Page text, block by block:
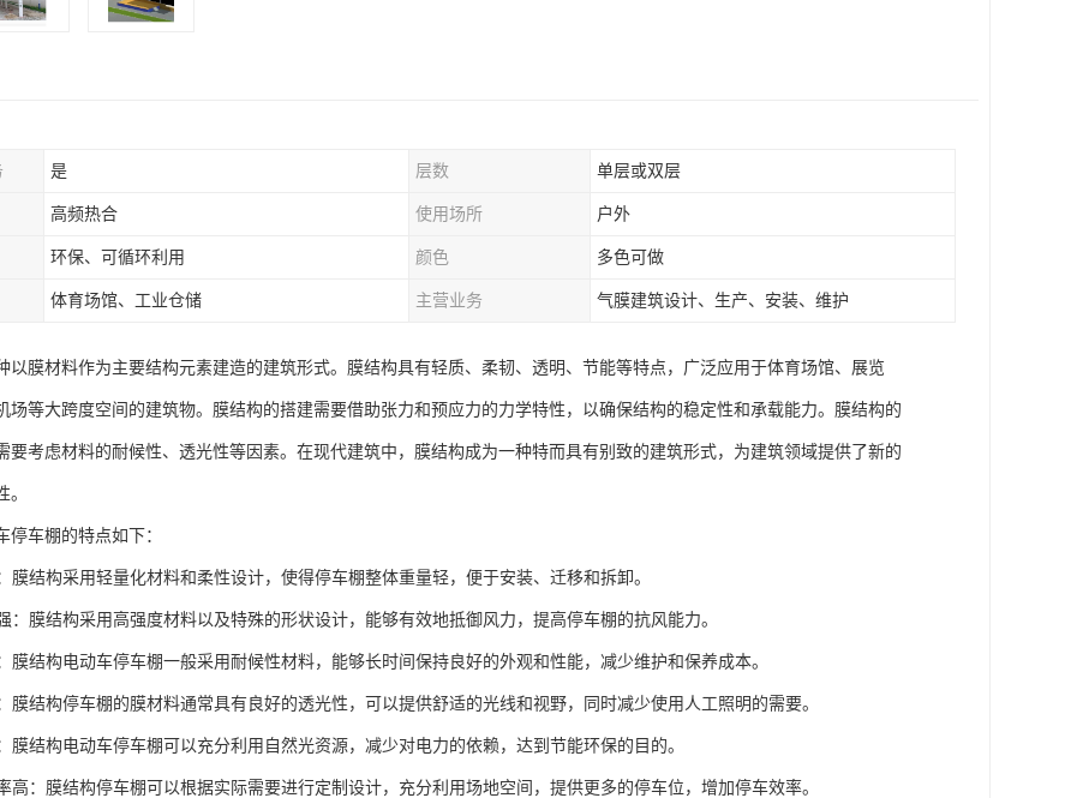
是 层数 单层或双层
高频热合 使用场所 户外
环保、可循环利用 颜色 多色可做
体育场馆、工业仓储 主营业务 气膜建筑设计、生产、安装、维护
以膜材料作为主要结构元素建造的建筑形式。膜结构具有轻质、柔韧、透明、节能等特点，广泛应用于体育场馆、展览
场等大跨度空间的建筑物。膜结构的搭建需要借助张力和预应力的力学特性，以确保结构的稳定性和承载能力。膜结构的
要考虑材料的耐候性、透光性等因素。在现代建筑中，膜结构成为一种特而具有别致的建筑形式，为建筑领域提供了新的
。
停车棚的特点如下：
膜结构采用轻量化材料和柔性设计，使得停车棚整体重量轻，便于安装、迁移和拆卸。
：膜结构采用高强度材料以及特殊的形状设计，能够有效地抵御风力，提高停车棚的抗风能力。
膜结构电动车停车棚一般采用耐候性材料，能够长时间保持良好的外观和性能，减少维护和保养成本。
膜结构停车棚的膜材料通常具有良好的透光性，可以提供舒适的光线和视野，同时减少使用人工照明的需要。
膜结构电动车停车棚可以充分利用自然光资源，减少对电力的依赖，达到节能环保的目的。
高：膜结构停车棚可以根据实际需要进行定制设计，充分利用场地空间，提供更多的停车位，增加停车效率。